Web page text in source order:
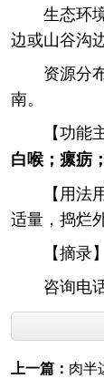
生态环
边或山谷沟
资源分
南。
【功能
白喉；瘰疬
【用
适量，捣烂
【摘录
咨询电
上一篇： 肉半